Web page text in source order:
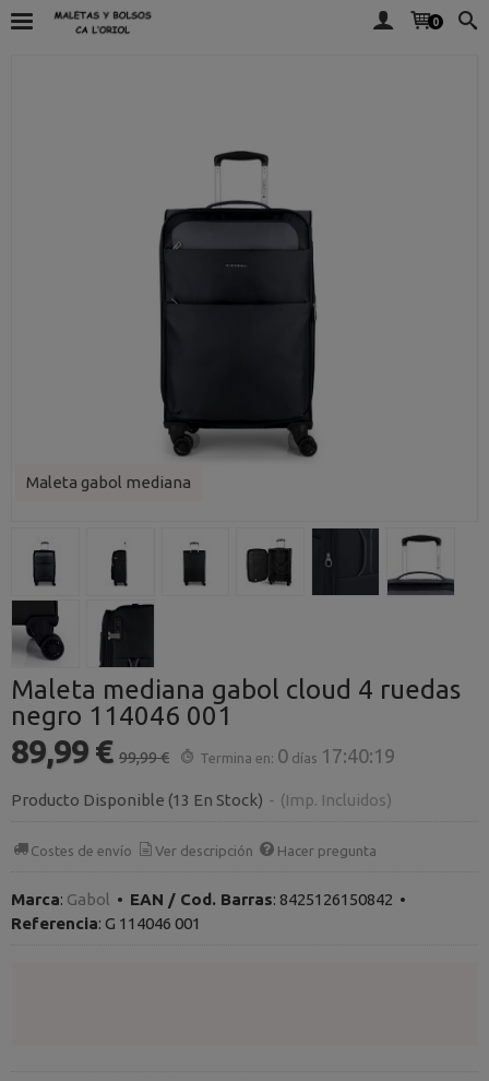
0
Maleta gabol mediana
Maleta mediana gabol cloud 4 ruedas
negro 114046 001
89,99 € 99,99 € Termina en: 0 días 17:40:19
Producto Disponible (13 En Stock) - (Imp. Incluidos)
Costes de envío Ver descripción Hacer pregunta
Marca: Gabol • EAN / Cod. Barras: 8425126150842 •
Referencia: G 114046 001